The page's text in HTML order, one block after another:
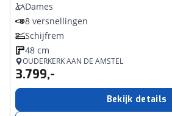
Dames
8 versnellingen
Schijfrem
48 cm
OUDERKERK AAN DE AMSTEL
3.799,-
Bekijk details